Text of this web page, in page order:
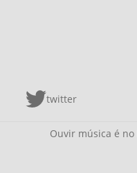
twitter
Ouvir música é no